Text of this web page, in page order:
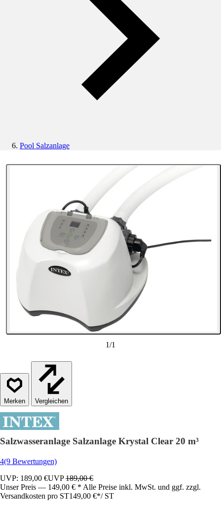
Pool Salzanlage
1/1
Vergleichen
Salzwasseranlage Salzanlage Krystal Clear 20 m³
4(9 Bewertungen)
UVP: 189,00 €UVP189,00 €
Unser Preis — 149,00 € * Alle Preise inkl. MwSt. und ggf. zzgl.
Versandkosten pro ST149,00 €*/ ST